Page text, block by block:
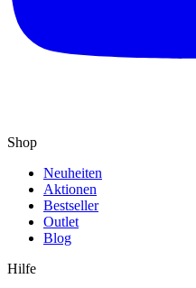
Shop
Neuheiten
Aktionen
Bestseller
Outlet
Blog
Hilfe